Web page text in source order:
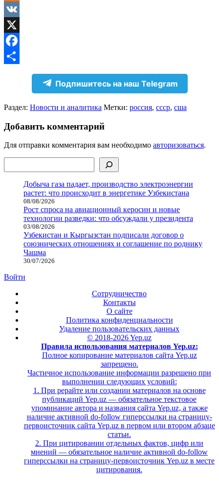
Odnoklassniki
VK
X
Facebook
Подпишитесь на наш Telegram
Раздел: Новости и аналитика Метки: россия, ссср, сша
Добавить комментарий
Для отправки комментария вам необходимо авторизоваться.
Добыча газа падает, производство электроэнергии
растет: что происходит в энергетике Узбекистана
08/08/2026
Рост спроса на авиационный керосин и новые
технологии разведки: что обсуждали у президента
03/08/2026
Узбекистан и Кыргызстан подписали договор о
союзнических отношениях и соглашение по роднику
Чашма
30/07/2026
Войти
Сотрудничество
Контакты
О сайте
Политика конфиденциальности
Удаление пользовательских данных
© 2018-2026 Yep.uz
Правила использования материалов Yep.uz:
Полное копирование материалов сайта Yep.uz
запрещено.
Частичное использование информации разрешено при
выполнении следующих условий:
1. При рерайте или создании материалов на основе
публикаций Yep.uz — обязательное текстовое
упоминание автора и названия сайта Yep.uz, а также
наличие активной do-follow гиперссылки на страницу-
первоисточник сайта Yep.uz в первом или втором абзаце
статьи.
2. При цитировании отдельных фактов, цифр или
мнений — обязательное наличие активной do-follow
гиперссылки на страницу-первоисточник Yep.uz в месте
цитирования.